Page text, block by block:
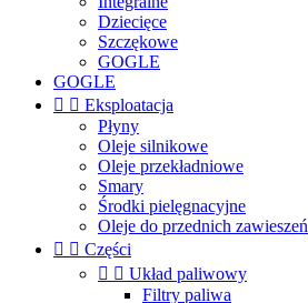
Dziecięce
Szczękowe
GOGLE
GOGLE
  Eksploatacja
Płyny
Oleje silnikowe
Oleje przekładniowe
Smary
Środki pielęgnacyjne
Oleje do przednich zawieszeń
  Części
  Układ paliwowy
Filtry paliwa